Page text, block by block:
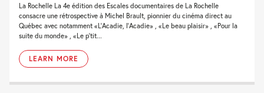
La Rochelle La 4e édition des Escales documentaires de La Rochelle
consacre une rétrospective à Michel Brault, pionnier du cinéma direct au
Québec avec notamment «L'Acadie, l'Acadie» , «Le beau plaisir» , «Pour la
suite du monde» , «Le p'tit...
LEARN MORE